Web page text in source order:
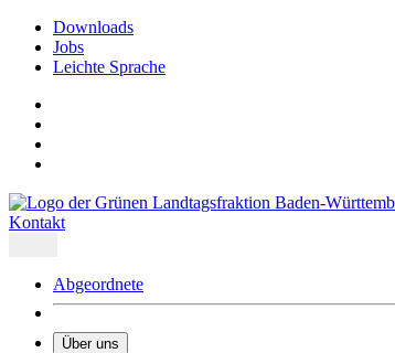
Downloads
Jobs
Leichte Sprache
Kontakt
Abgeordnete
Über uns